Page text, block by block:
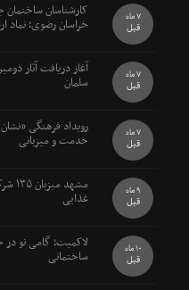
کارشناسان
خراسان رضوی؛ نماد 7 ماه
قبل
آغاز دریافت آثار
سلمان 7 ماه
قبل
رویداد فرهنگی
خدمت و میزبانی 7 ماه
قبل
غذایی 9 ماه
قبل
لاکمیت؛ گامی نو
ساختمانی 10 ماه
قبل